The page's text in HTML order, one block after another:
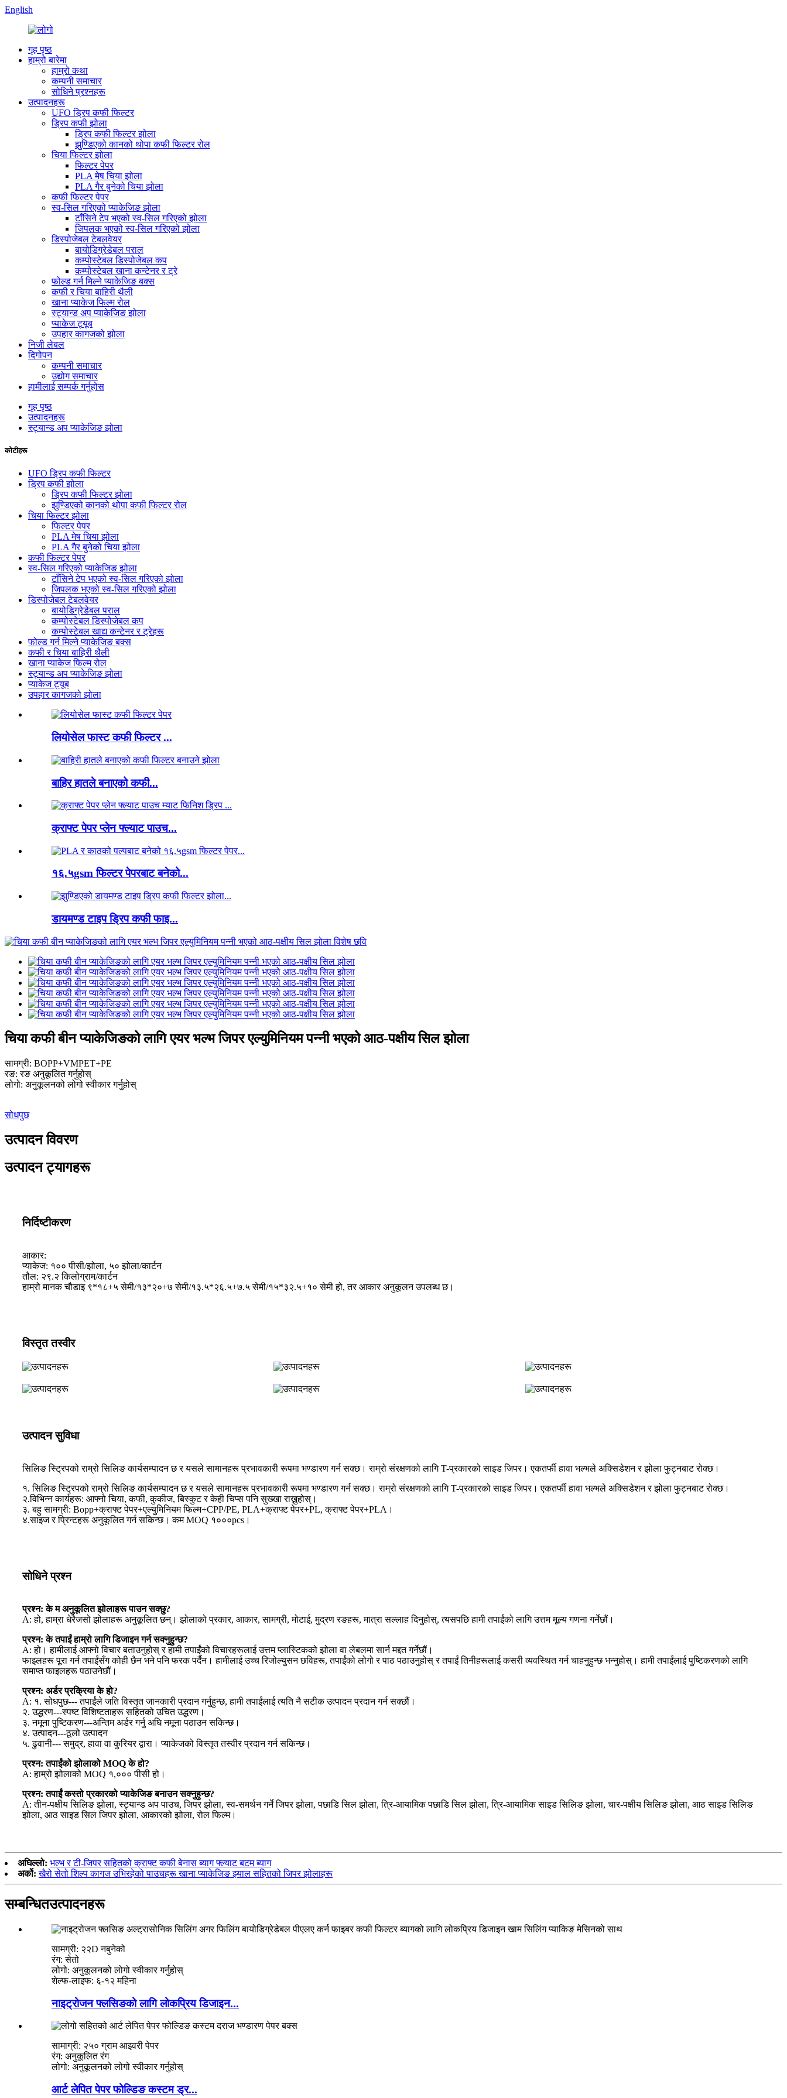
English
गृह पृष्ठ
हाम्रो बारेमा
हाम्रो कथा
कम्पनी समाचार
सोधिने प्रश्नहरू
उत्पादनहरू
UFO ड्रिप कफी फिल्टर
ड्रिप कफी झोला
ड्रिप कफी फिल्टर झोला
झुण्डिएको कानको थोपा कफी फिल्टर रोल
चिया फिल्टर झोला
फिल्टर पेपर
PLA मेष चिया झोला
PLA गैर बुनेको चिया झोला
कफी फिल्टर पेपर
स्व-सिल गरिएको प्याकेजिङ झोला
टाँसिने टेप भएको स्व-सिल गरिएको झोला
जिपलक भएको स्व-सिल गरिएको झोला
डिस्पोजेबल टेबलवेयर
बायोडिग्रेडेबल पराल
कम्पोस्टेबल डिस्पोजेबल कप
कम्पोस्टेबल खाना कन्टेनर र ट्रे
फोल्ड गर्न मिल्ने प्याकेजिङ बक्स
कफी र चिया बाहिरी थैली
खाना प्याकेज फिल्म रोल
स्ट्यान्ड अप प्याकेजिङ झोला
प्याकेज ट्यूब
उपहार कागजको झोला
निजी लेबल
दिगोपन
कम्पनी समाचार
उद्योग समाचार
हामीलाई सम्पर्क गर्नुहोस
गृह पृष्ठ
उत्पादनहरू
स्ट्यान्ड अप प्याकेजिङ झोला
कोटीहरू
UFO ड्रिप कफी फिल्टर
ड्रिप कफी झोला
ड्रिप कफी फिल्टर झोला
झुण्डिएको कानको थोपा कफी फिल्टर रोल
चिया फिल्टर झोला
फिल्टर पेपर
PLA मेष चिया झोला
PLA गैर बुनेको चिया झोला
कफी फिल्टर पेपर
स्व-सिल गरिएको प्याकेजिङ झोला
टाँसिने टेप भएको स्व-सिल गरिएको झोला
जिपलक भएको स्व-सिल गरिएको झोला
डिस्पोजेबल टेबलवेयर
बायोडिग्रेडेबल पराल
कम्पोस्टेबल डिस्पोजेबल कप
कम्पोस्टेबल खाद्य कन्टेनर र ट्रेहरू
फोल्ड गर्न मिल्ने प्याकेजिङ बक्स
कफी र चिया बाहिरी थैली
खाना प्याकेज फिल्म रोल
स्ट्यान्ड अप प्याकेजिङ झोला
प्याकेज ट्यूब
उपहार कागजको झोला
लियोसेल फास्ट कफी फिल्टर ...
बाहिर हातले बनाएको कफी...
क्राफ्ट पेपर प्लेन फ्ल्याट पाउच...
१६.५gsm फिल्टर पेपरबाट बनेको...
डायमण्ड टाइप ड्रिप कफी फाइ...
चिया कफी बीन प्याकेजिङको लागि एयर भल्भ जिपर एल्युमिनियम पन्नी भएको आठ-पक्षीय सिल झोला
सामग्री: BOPP+VMPET+PE
रङ: रङ अनुकूलित गर्नुहोस्
लोगो: अनुकूलनको लोगो स्वीकार गर्नुहोस्
सोधपुछ
उत्पादन विवरण
उत्पादन ट्यागहरू
निर्दिष्टीकरण
आकार:
प्याकेज: १०० पीसी/झोला, ५० झोला/कार्टन
तौल: २९.२ किलोग्राम/कार्टन
हाम्रो मानक चौडाइ ९*१८+५ सेमी/१३*२०+७ सेमी/१३.५*२६.५+७.५ सेमी/१५*३२.५+१० सेमी हो, तर आकार अनुकूलन उपलब्ध छ।
विस्तृत तस्वीर
उत्पादन सुविधा
सिलिङ स्ट्रिपको राम्रो सिलिङ कार्यसम्पादन छ र यसले सामानहरू प्रभावकारी रूपमा भण्डारण गर्न सक्छ। राम्रो संरक्षणको लागि T-प्रकारको साइड जिपर। एकतर्फी हावा भल्भले अक्सिडेशन र झोला फुट्नबाट रोक्छ।
१. सिलिङ स्ट्रिपको राम्रो सिलिङ कार्यसम्पादन छ र यसले सामानहरू प्रभावकारी रूपमा भण्डारण गर्न सक्छ। राम्रो संरक्षणको लागि T-प्रकारको साइड जिपर। एकतर्फी हावा भल्भले अक्सिडेशन र झोला फुट्नबाट रोक्छ।
२.विभिन्न कार्यहरू: आफ्नो चिया, कफी, कुकीज, बिस्कुट र केही चिप्स पनि सुख्खा राख्नुहोस्।
३. बहु सामग्री: Bopp+क्राफ्ट पेपर+एल्युमिनियम फिल्म+CPP/PE, PLA+क्राफ्ट पेपर+PL, क्राफ्ट पेपर+PLA।
४.साइज र प्रिन्टहरू अनुकूलित गर्न सकिन्छ। कम MOQ १०००pcs।
सोधिने प्रश्न
प्रश्न: के म अनुकूलित झोलाहरू पाउन सक्छु?
A: हो, हाम्रा धेरैजसो झोलाहरू अनुकूलित छन्। झोलाको प्रकार, आकार, सामग्री, मोटाई, मुद्रण रङहरू, मात्रा सल्लाह दिनुहोस्, त्यसपछि हामी तपाईंको लागि उत्तम मूल्य गणना गर्नेछौं।
प्रश्न: के तपाईं हाम्रो लागि डिजाइन गर्न सक्नुहुन्छ?
A: हो। हामीलाई आफ्नो विचार बताउनुहोस् र हामी तपाईंको विचारहरूलाई उत्तम प्लास्टिकको झोला वा लेबलमा सार्न मद्दत गर्नेछौं।
फाइलहरू पूरा गर्न तपाईंसँग कोही छैन भने पनि फरक पर्दैन। हामीलाई उच्च रिजोल्युसन छविहरू, तपाईंको लोगो र पाठ पठाउनुहोस् र तपाईं तिनीहरूलाई कसरी व्यवस्थित गर्न चाहनुहुन्छ भन्नुहोस्। हामी तपाईंलाई पुष्टिकरणको लागि
समाप्त फाइलहरू पठाउनेछौं।
प्रश्न: अर्डर प्रक्रिया के हो?
A: १. सोधपुछ--- तपाईंले जति विस्तृत जानकारी प्रदान गर्नुहुन्छ, हामी तपाईंलाई त्यति नै सटीक उत्पादन प्रदान गर्न सक्छौं।
२. उद्धरण---स्पष्ट विशिष्टताहरू सहितको उचित उद्धरण।
३. नमूना पुष्टिकरण---अन्तिम अर्डर गर्नु अघि नमूना पठाउन सकिन्छ।
४. उत्पादन---ठूलो उत्पादन
५. ढुवानी--- समुद्र, हावा वा कुरियर द्वारा। प्याकेजको विस्तृत तस्वीर प्रदान गर्न सकिन्छ।
प्रश्न: तपाईंको झोलाको MOQ के हो?
A: हाम्रो झोलाको MOQ १,००० पीसी हो।
प्रश्न: तपाईं कस्तो प्रकारको प्याकेजिङ बनाउन सक्नुहुन्छ?
A: तीन-पक्षीय सिलिङ झोला, स्ट्यान्ड अप पाउच, जिपर झोला, स्व-समर्थन गर्ने जिपर झोला, पछाडि सिल झोला, त्रि-आयामिक पछाडि सिल झोला, त्रि-आयामिक साइड सिलिङ झोला, चार-पक्षीय सिलिङ झोला, आठ साइड सिलिङ
झोला, आठ साइड सिल जिपर झोला, आकारको झोला, रोल फिल्म।
अघिल्लो: भल्भ र टी-जिपर सहितको क्राफ्ट कफी बेनास ब्याग फ्ल्याट बटम ब्याग
अर्को: खैरो सेतो शिल्प कागज उभिरहेको पाउचहरू खाना प्याकेजिङ झ्याल सहितको जिपर झोलाहरू
सम्बन्धितउत्पादनहरू
सामग्री: २२D नबुनेको
रंग: सेतो
लोगो: अनुकूलनको लोगो स्वीकार गर्नुहोस्
शेल्फ-लाइफ: ६-१२ महिना
नाइट्रोजन फ्लसिङको लागि लोकप्रिय डिजाइन...
सामाग्री: २५० ग्राम आइवरी पेपर
रंग: अनुकूलित रंग
लोगो: अनुकूलनको लोगो स्वीकार गर्नुहोस्
आर्ट लेपित पेपर फोल्डिङ कस्टम ड्र...